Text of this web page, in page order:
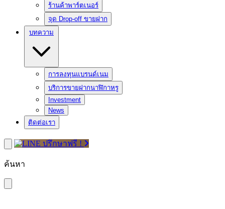
ร้านค้าพาร์ตเนอร์
จุด Drop-off ขายฝาก
บทความ
การลงทุนแบรนด์เนม
บริการขายฝากนาฬิกาหรู
Investment
News
ติดต่อเรา
ปรึกษาฟรี !
ค้นหา